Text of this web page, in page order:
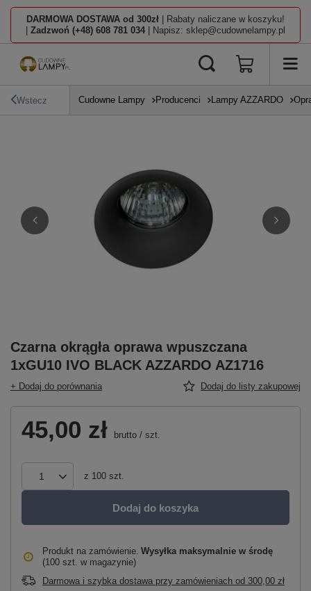
DARMOWA DOSTAWA od 300zł | Rabaty naliczane w koszyku!
Zadzwoń (+48) 608 781 034 | Napisz: sklep@cudownelampy.pl
Wstecz Cudowne Lampy Producenci Lampy AZZARDO
Czarna okrągła oprawa wpuszczana
1xGU10 IVO BLACK AZZARDO AZ1716
+ Dodaj do porównania Dodaj do listy zakupowej
45,00 zł brutto / szt.
z 100 szt.
Dodaj do koszyka
Produkt na zamówienie Wysyłka maksymalnie w środę
(100 szt. w magazynie)
Darmowa i szybka dostawa przy zamówieniach od 300,00 zł